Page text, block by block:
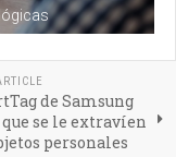
de Samsung
se le extravíen
personales